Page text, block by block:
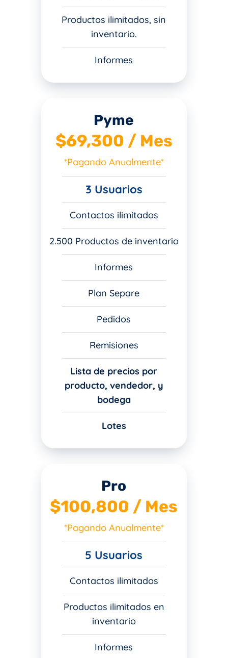
Productos ilimitados, sin
inventario.
Informes
Pyme
$69,300 / Mes
*Pagando Anualmente*
3 Usuarios
Contactos ilimitados
2.500 Productos de inventario
Informes
Plan Separe
Pedidos
Remisiones
Lista de precios por
producto, vendedor, y
bodega
Lotes
Pro
$100,800 / Mes
*Pagando Anualmente*
5 Usuarios
Contactos ilimitados
Productos ilimitados en
inventario
Informes